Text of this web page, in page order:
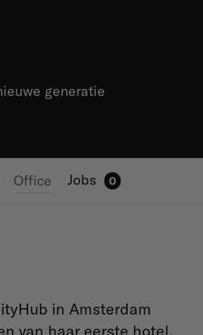
generatie
Office Jobs 0
in Amsterdam
van haar eerste hotel.